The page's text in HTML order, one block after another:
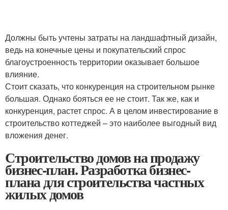
Должны быть учтены затраты на ландшафтный дизайн,
ведь на конечные цены и покупательский спрос
благоустроенность территории оказывает большое
влияние.
Стоит сказать, что конкуренция на строительном рынке
большая. Однако бояться ее не стоит. Так же, как и
конкуренция, растет спрос. А в целом инвестирование в
строительство коттеджей – это наиболее выгодный вид
вложения денег.
Строительство домов на продажу
бизнес-план. Разработка бизнес-
плана для строительства частных
жилых домов